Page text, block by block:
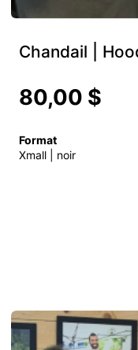
Chandail |
80,00 $
Format
Xmall | noir